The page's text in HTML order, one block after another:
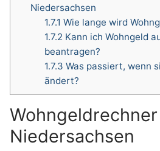
Niedersachsen
1.7.1 Wie lange wird
1.7.2 Kann ich Wohngeld
beantragen?
1.7.3 Was passiert, wenn
ändert?
Wohngeldrechner
Niedersachsen